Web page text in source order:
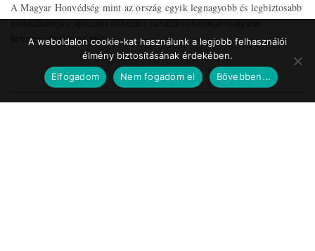
A Magyar Honvédség mint az ország egyik legnagyobb és legbiztosabb
munkáltatója a speciális önkéntes tartalékos katonai szolgálat
bevezetésével vesz részt ...
A weboldalon cookie-kat használunk a legjobb felhasználói
élmény biztosításának érdekében.
Elfogadom
Nem fogadom el Bővebben...